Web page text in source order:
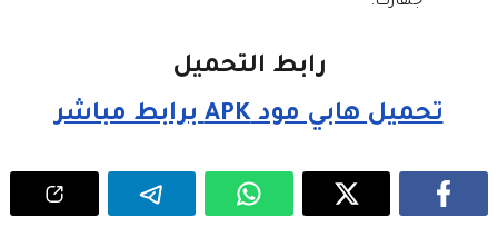
رابط التحميل
تحميل هابي مود APK برابط مباشر